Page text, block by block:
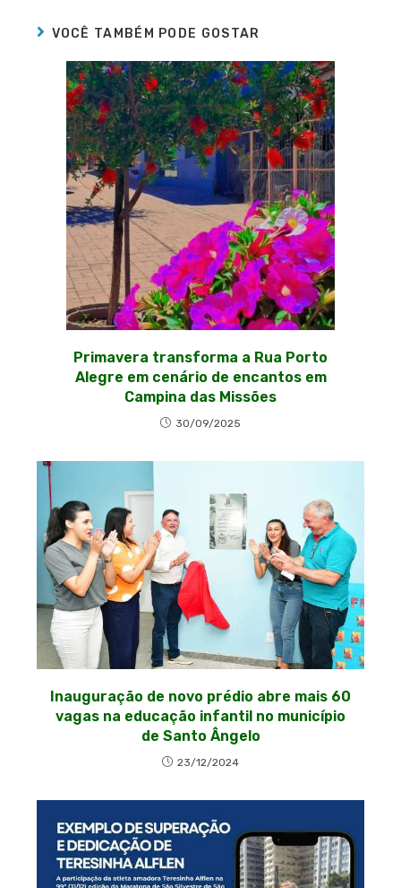
VOCÊ TAMBÉM PODE GOSTAR
Primavera transforma a Rua Porto
Alegre em cenário de encantos em
Campina das Missões
30/09/2025
Inauguração de novo prédio abre mais 60
vagas na educação infantil no município
de Santo Ângelo
23/12/2024